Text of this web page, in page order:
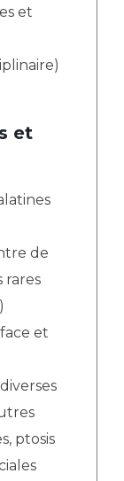
et
et
de
rares
et
ptosis